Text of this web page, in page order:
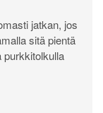
jatkan, jos
sitä pientä
purkkitolkulla